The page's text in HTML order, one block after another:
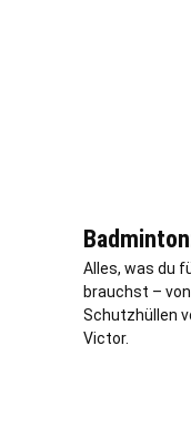
Alles, was du
brauchst –
Schutzhüllen
Victor.